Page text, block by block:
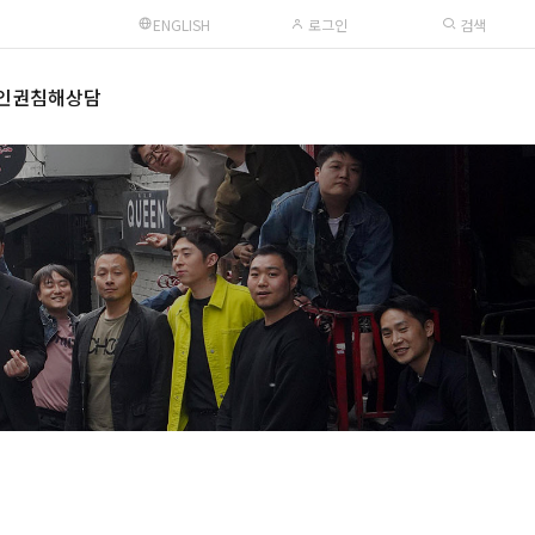
ENGLISH 로그인 검색
권침해상담